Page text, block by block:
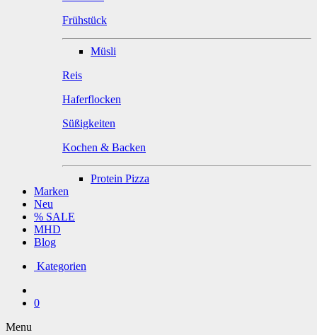
Frühstück
Müsli
Reis
Haferflocken
Süßigkeiten
Kochen & Backen
Protein Pizza
Marken
Neu
% SALE
MHD
Blog
Kategorien
0
Menu